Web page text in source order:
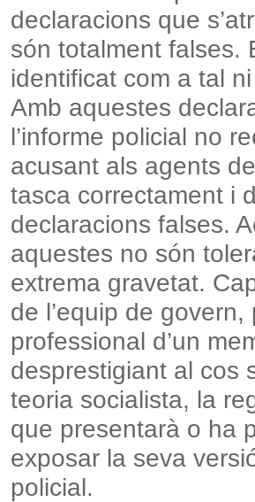
declaracions que
són totalment falses.
identificat com a tal
Amb aquestes
l’informe policial no
acusant als agents
tasca correctament i
declaracions falses.
aquestes no són
extrema gravetat.
de l’equip de
professional d’un
desprestigiant al cos
teoria socialista, la
que presentarà o ha
exposar la seva
policial.